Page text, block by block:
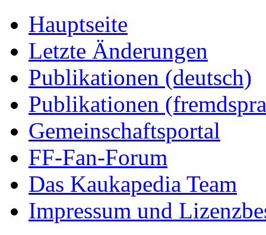
Hauptseite
Letzte Änderungen
Publikationen (deutsch)
Publikationen
Gemeinschaftsportal
FF-Fan-Forum
Das Kaukapedia Team
Impressum und